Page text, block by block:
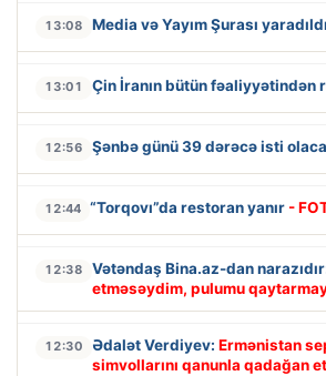
13:08 Media və Yayım Şurası yaradıldı
13:01 Çin İranın bütün fəaliyyətindən
12:56 Şənbə günü 39 dərəcə isti
12:44 “Torqovı”da restoran yanır -
12:38 Vətəndaş Bina.az-dan
etməsəydim, pulumu
12:30 Ədalət Verdiyev: Ermənistan
simvollarını qanunla qadağan